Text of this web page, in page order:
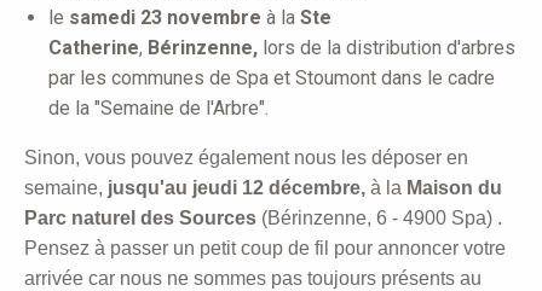
le samedi 23 novembre à la Ste
Catherine, Bérinzenne, lors de la distribution d'arbres
par les communes de Spa et Stoumont dans le cadre
de la "Semaine de l'Arbre".
Sinon, vous pouvez également nous les déposer en
semaine, jusqu'au jeudi 12 décembre, à la Maison du
Parc naturel des Sources (Bérinzenne, 6 - 4900 Spa) .
Pensez à passer un petit coup de fil pour annoncer votre
arrivée car nous ne sommes pas toujours présents au